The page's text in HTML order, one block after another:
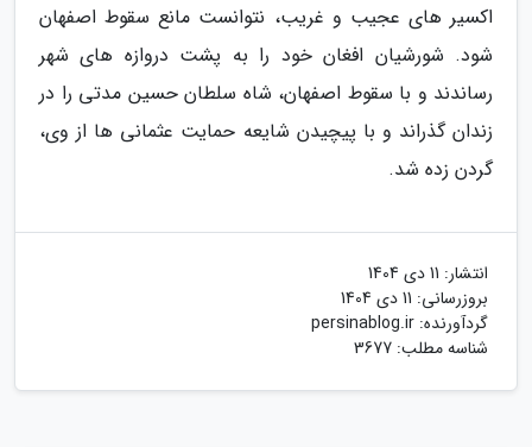
اکسیر های عجیب و غریب، نتوانست مانع سقوط اصفهان
شود. شورشیان افغان خود را به پشت دروازه های شهر
رساندند و با سقوط اصفهان، شاه سلطان حسین مدتی را در
زندان گذراند و با پیچیدن شایعه حمایت عثمانی ها از وی،
گردن زده شد.
انتشار: 11 دی 1404
بروزرسانی: 11 دی 1404
گردآورنده: persinablog.ir
شناسه مطلب: 3677